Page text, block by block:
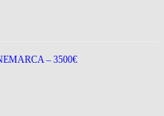
– 3500€